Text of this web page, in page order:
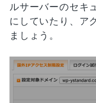
ルサーバーのセキ
にしていたり、ア
ましょう。